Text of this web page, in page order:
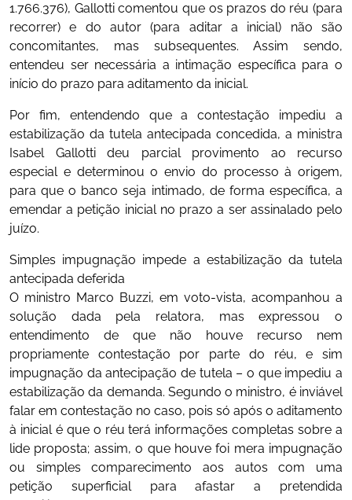
1.766.376), Gallotti comentou que os prazos do réu (para
recorrer) e do autor (para aditar a inicial) não são
concomitantes, mas subsequentes. Assim sendo,
entendeu ser necessária a intimação específica para o
início do prazo para aditamento da inicial.
Por fim, entendendo que a contestação impediu a
estabilização da tutela antecipada concedida, a ministra
Isabel Gallotti deu parcial provimento ao recurso
especial e determinou o envio do processo à origem,
para que o banco seja intimado, de forma específica, a
emendar a petição inicial no prazo a ser assinalado pelo
juízo.
Simples impugnação impede a estabilização da tutela
antecipada deferida
O ministro Marco Buzzi, em voto-vista, acompanhou a
solução dada pela relatora, mas expressou o
entendimento de que não houve recurso nem
propriamente contestação por parte do réu, e sim
impugnação da antecipação de tutela – o que impediu a
estabilização da demanda. Segundo o ministro, é inviável
falar em contestação no caso, pois só após o aditamento
à inicial é que o réu terá informações completas sobre a
lide proposta; assim, o que houve foi mera impugnação
ou simples comparecimento aos autos com uma
petição superficial para afastar a pretendida